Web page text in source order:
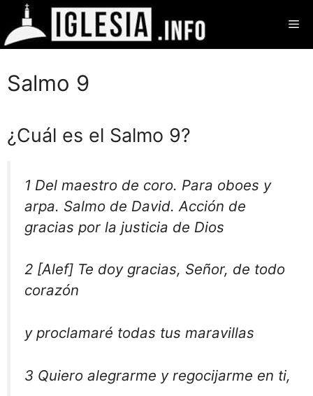
Saltar
contenido
Salmo 9
¿Cuál es el Salmo 9?
1 Del maestro de coro. Para oboes y
arpa. Salmo de David. Acción de
gracias por la justicia de Dios
2 [Alef] Te doy gracias, Señor, de todo
corazón
y proclamaré todas tus maravillas
3 Quiero alegrarme y regocijarme en ti,